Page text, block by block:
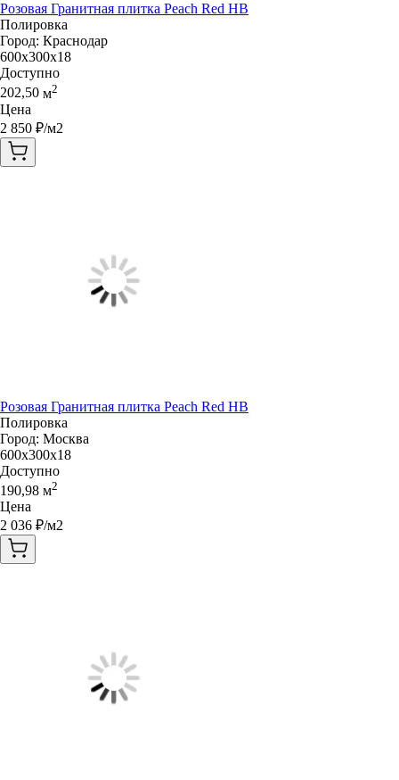
Розовая Гранитная плитка Peach Red HB
Полировка
Город: Краснодар
600x300x18
Доступно
202,50 м2
Цена
2 850 ₽/м2
Розовая Гранитная плитка Peach Red HB
Полировка
Город: Москва
600x300x18
Доступно
190,98 м2
Цена
2 036 ₽/м2